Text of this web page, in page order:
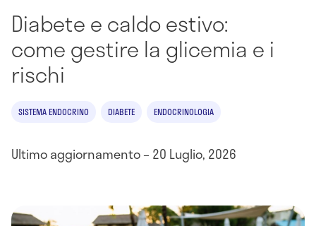
Diabete e caldo estivo:
come gestire la glicemia e i
rischi
SISTEMA ENDOCRINO DIABETE ENDOCRINOLOGIA
Ultimo aggiornamento – 20 Luglio, 2026